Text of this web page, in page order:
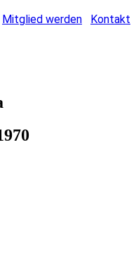
Mitglied werden Kontakt